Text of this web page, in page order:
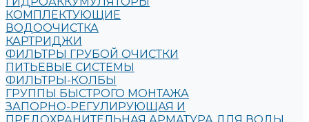
КОМПЛЕКТУЮЩИЕ
ВОДООЧИСТКА
КАРТРИДЖИ
ФИЛЬТРЫ ГРУБОЙ ОЧИСТКИ
ПИТЬЕВЫЕ СИСТЕМЫ
ФИЛЬТРЫ-КОЛБЫ
ГРУППЫ БЫСТРОГО МОНТАЖА
ЗАПОРНО-РЕГУЛИРУЮЩАЯ И